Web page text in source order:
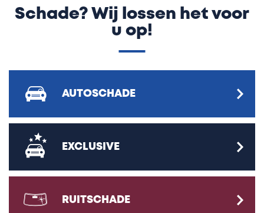
Schade? Wij lossen het voor
u op!
AUTOSCHADE
EXCLUSIVE
RUITSCHADE